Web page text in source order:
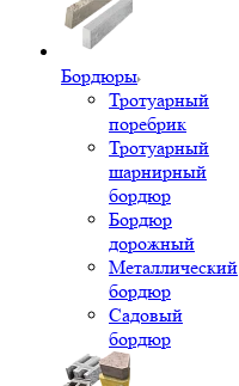
Бордюры
Тротуарный
поребрик
Тротуарный
шарнирный
бордюр
Бордюр
дорожный
Металлический
бордюр
Садовый
бордюр